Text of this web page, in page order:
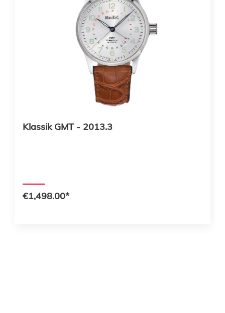
Klassik GMT - 2013.3
€1,498.00*